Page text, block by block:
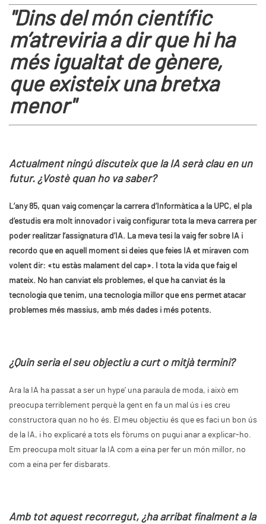
"Dins del món científic
m’atreviria a dir que hi ha
més igualtat de gènere,
que existeix una bretxa
menor"
Actualment ningú discuteix que la IA serà clau en un
futur. ¿Vostè quan ho va saber?
L’any 85, quan vaig començar la carrera d’Informàtica a la UPC, el pla
d’estudis era molt innovador i vaig configurar tota la meva carrera per
poder realitzar l’assignatura d’IA. La meva tesi la vaig fer sobre IA i
recordo que en aquell moment si deies que feies IA et miraven com
volent dir: «tu estàs malament del cap». I tota la vida que faig el
mateix. No han canviat els problemes, el que ha canviat és la
tecnologia que tenim, una tecnologia millor que ens permet atacar
problemes més massius, amb més dades i més potents.
¿Quin seria el seu objectiu a curt o mitjà termini?
Ara la IA ha passat a ser un hype’ una paraula de moda, i això em
preocupa terriblement perquè la gent en fa un mal ús i es creu
constructora quan no ho és. El meu objectiu és que es faci un bon ús
de la IA, i ho explicaré a tots els fòrums on pugui anar a explicar-ho.
Em preocupa molt situar la IA com a eina per fer un món millor, no
com a eina per fer disbarats.
Amb tot aquest recorregut, ¿ha arribat finalment a la